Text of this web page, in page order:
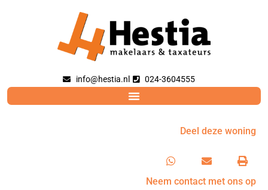
info@hestia.nl 024-3604555
Deel deze woning
Neem contact met ons op